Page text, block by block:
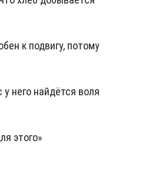
к подвигу, потому
него найдётся воля
этого»